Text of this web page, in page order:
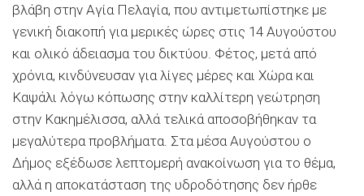
βλάβη στην Αγία Πελαγία, που αντιμετωπίστηκε με
γενική διακοπή για μερικές ώρες στις 14 Αυγούστου
και ολικό άδειασμα του δικτύου. Φέτος, μετά από
χρόνια, κινδύνευσαν για λίγες μέρες και Χώρα και
Καψάλι λόγω κόπωσης στην καλλίτερη γεώτρηση
στην Κακημέλισσα, αλλά τελικά αποσοβήθηκαν τα
μεγαλύτερα προβλήματα. Στα μέσα Αυγούστου ο
Δήμος εξέδωσε λεπτομερή ανακοίνωση για το θέμα,
αλλά η αποκατάσταση της υδροδότησης δεν ήρθε